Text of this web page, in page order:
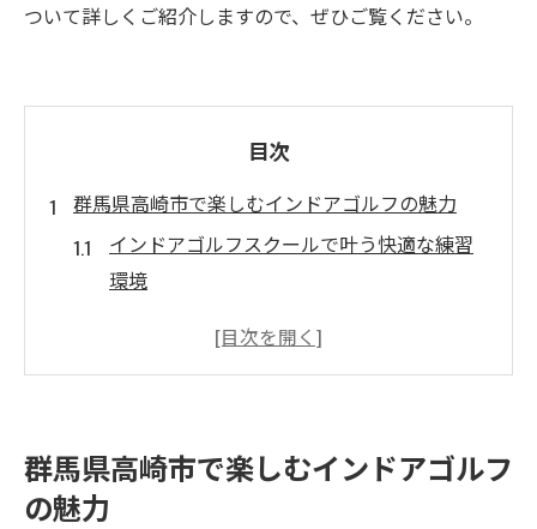
ついて詳しくご紹介しますので、ぜひご覧ください。
目次
群馬県高崎市で楽しむインドアゴルフの魅力
インドアゴルフスクールで叶う快適な練習
環境
手ぶらで通えるインドアゴルフの新常識と
最新設備が揃う高崎のインドアゴルフスク
群馬県高崎市で楽しむインドアゴルフ
の魅力